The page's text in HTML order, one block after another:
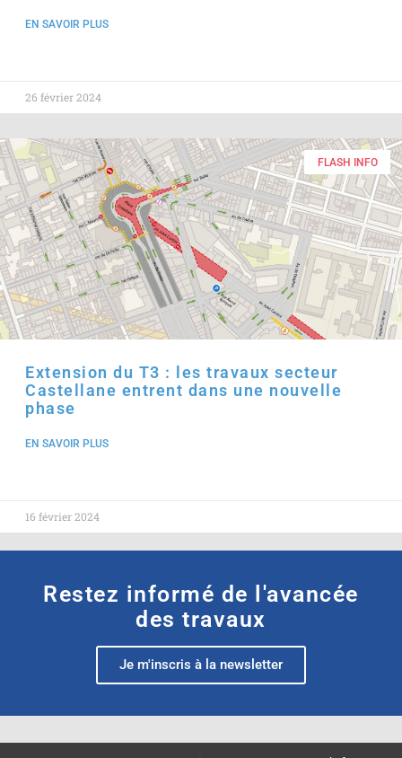
EN SAVOIR PLUS
26 février 2024
FLASH INFO
Extension du T3 : les travaux secteur
Castellane entrent dans une nouvelle
phase
EN SAVOIR PLUS
16 février 2024
Restez informé de l'avancée
des travaux
Je m'inscris à la newsletter